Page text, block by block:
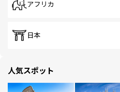
アフリカ
日本
人気スポット